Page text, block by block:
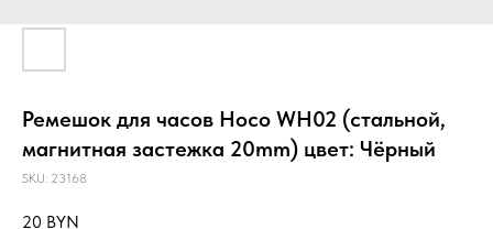
Ремешок для часов Hoco WH02 (стальной,
магнитная застежка 20mm) цвет: Чёрный
SKU: 23168
20 BYN